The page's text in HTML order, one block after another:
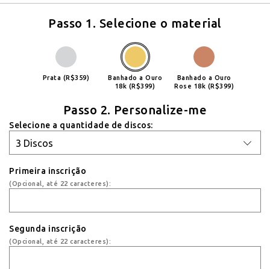
Passo 1. Selecione o material
Prata (R$359)
Banhado a Ouro
18k (R$399)
Banhado a Ouro
Rose 18k (R$399)
Passo 2. Personalize-me
Selecione a quantidade de discos:
Primeira inscrição
(Opcional, até 22 caracteres):
Segunda inscrição
(Opcional, até 22 caracteres):